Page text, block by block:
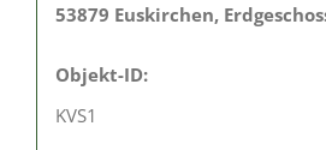
53879 Euskirchen,
Objekt-ID:
KVS1